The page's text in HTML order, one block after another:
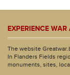
EXPERIENCE
The website
In Flanders Fields
monuments, sites,